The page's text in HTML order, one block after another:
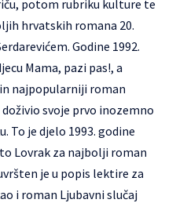
potom rubriku kulture te
hrvatskih romana 20.
Godine 1992.
Mama, pazi pas!, a
najpopularniji roman
svoje prvo inozemno
To je djelo 1993. godine
Lovrak za najbolji roman
je u popis lektire za
i roman Ljubavni slučaj